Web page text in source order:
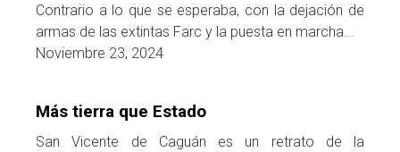
Contrario a lo que se esperaba, con la dejación de
armas de las extintas Farc y la puesta en marcha...
Noviembre 23, 2024
Más tierra que Estado
San Vicente de Caguán es un retrato de la